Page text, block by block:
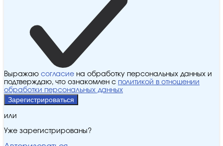
Выражаю согласие на обработку персональных данных и
подтверждаю, что ознакомлен с политикой в отношении
обработки персональных данных
Зарегистрироваться
или
Уже зарегистрированы?